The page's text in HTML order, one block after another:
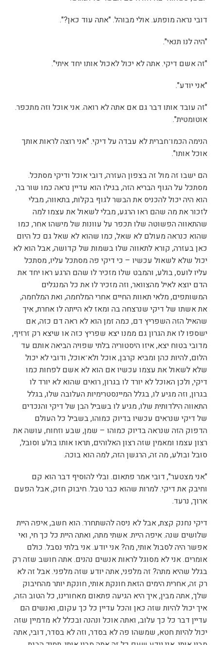
דובי נראה מופתע. אולי מבוהל. "אתה עוד כאן?".
"היה לנו תנאי".
"זה אשם דיקי. אתה לא יכול לאכול אותו יחד איתי".
"אני יודע".
"זה עובד אותו דבר גם אם אתה לא רואה. אני אוכל וזה מתכפר.
אוטומטית".
הנימה הכמו־חברית לא עבדה על דיקי. "אני רוצה לראות אותך
אוכל אותו".
הם ישבו זה מול זה בצפון העזרה, דובי אוכל ודיקי מסתכל.
מסתכל על הגוף הבריא הזה, בגילו הוא עדיין נראה כמו שור בר,
הוא היה יכול להכניס את הבשר לגוף בקלות, בתאווה, מבלי
לזכור את מה שהם ראו הרגע, מבלי לשאול את עצמו למה
שהתאווה הפשוטה שלו תכפר על עוונות של מישהו אחר, כמו
שהוא כנראה מעולם לא שאל, כמו שהוא לא שאל גם כל היום
כאן בעזרה, קורא לתאווה שלו בשמות של קדושה, אבל הוא לא
יכול שלא לשאול עכשיו – כי דיקי פה מסתכל עליו, מסתכל
עליו לועס, בולע, והמבט שלו מזכיר לו שהם הרגע ראו יחד את
הדם יוצא לאיל מהצוואר, וזה מזכיר לו את כל המנגלים
המשותפים, מלאי תאוות החיים אחרי המלחמה, ואת המלחמה,
את אשתו של דיקי שנרצחה בה ומאז לא הייתה לו אחרת, איך
שהאיל הזה השפריץ דם, כמה זמן הוא לא ראה דם כזה, אם
ישספו לו את הגרון גם ממנו יצא שפריץ כזה או שיצא רק זרזיף,
מדובי בטוח יצא, איזו היסטוריה בלתי שפויה הביאה אותם עד
הלום, להיות כהן ומביא קרבן, אוכל ולא־אוכל, ודובי לא יכול
שלא לשאול את עצמו עכשיו אם הוא לא אשם לפחות כמו
דיקי, ולכן האוכל לא יורד לו בגרון, רואים שהוא לא יורד לו
בגרון, וזה מגיע לו, בגלל המיינסטרימיות העלובה שלו, בגלל
התאווה הילדותית שלו, מגיע לו בשביל הבן של דיקי והנכדים
של דיקי שנראים עכשיו בדיוק כמוהו, בשביל כל העולם
הדפוק הזה שנראה בדיוק כמוהו – שמן, שבע וזחוח, עושה את
רצון עצמו ומאמין שזה רצון האלוהים, תראו אותו בולע וסובל,
סובל ובולע, מה זה, הרגשן הזה, למה הוא בוכה.
"אני מצטער", דובי אמר פתאום. ובלי להוסיף דבר הוא קם
וחיבק את דיקי. למרות שהוא כבר טבל. חיבוק חזק, אבל הפעם
ארוך, נרעד.
דיקי נחנק קצת, אבל לא ניסה להשתחרר. הוא חשב, איפה היית
שלושים שנה. איפה היית. אשתי מתה, ואתה היית כל כך חי, ואי
אפשר היה לסבול אותי, מה? אני יודע. אני בלתי נסבל. כולם
אומרים. אני לא מסוגל לראות אנשים נהנים. אתה חושב שזה רק
בגלל שהיא מתה? זה מלפני, אתה יודע שזה מלפני. אבל זה לא
רק זה, אחרית הימים הזאת חונקת אותי, חונקת יותר מהחיבוק
שלך, אתה מבין, איך היא הגיעה פתאום מאחורינו, כל הטוב הזה,
איך יכול להיות שזה כאן והכל עדיין כל כך עקום, ואנשים הם
עדיין דבר כל כך עלוב, ואתה אוכל ונהנה ובכלל לא מדמיין שזה
יכול להיות חטא, שמשהו פה לא בסדר, וזה לא בסדר, דובי, אתה